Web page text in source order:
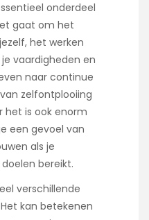
onderdeel
gaat om het
het werken
vaardigheden en
naar continue
zelfontplooiing
het is ook enorm
een gevoel van
als je
bereikt.
verschillende
kan betekenen